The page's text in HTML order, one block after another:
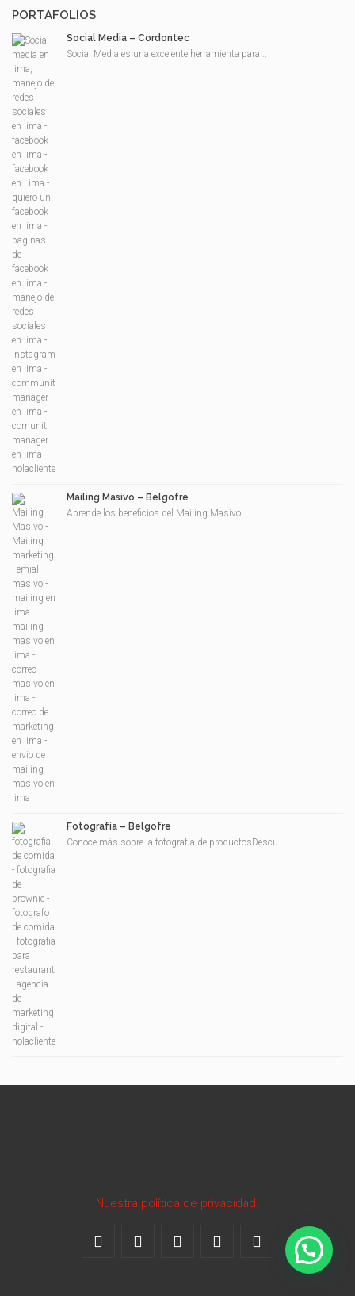
PORTAFOLIOS
Social Media – Cordontec
Social Media es una excelente herramienta para...
Mailing Masivo – Belgofre
Aprende los beneficios del Mailing Masivo...
Fotografía – Belgofre
Conoce más sobre la fotografía de productosDescu...
Nuestra política de privacidad.